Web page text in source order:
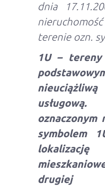
dnia
terenie ozn.
1U – tereny
oznaczonym
symbolem
drugiej